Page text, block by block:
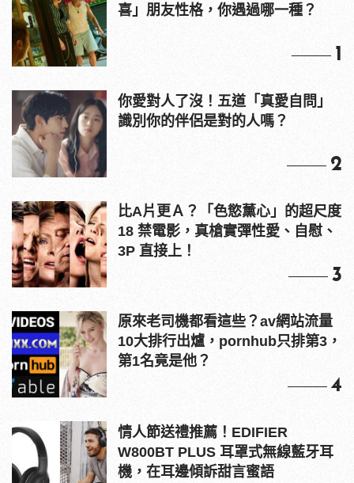
喜」朋友性格，你遇過哪一種？
1
你愛對人了沒！五道「真愛自問」
識別你的伴侶是對的人嗎？
2
比A片更Ａ？「色慾薰心」的超尺度
18 禁電影，真槍實彈性愛、自慰、
3P 直接上！
3
原來老司機都看這些？av網站流量
10大排行出爐，pornhub只排第3，
第1名竟是他？
4
情人節送禮推薦！EDIFIER
W800BT PLUS 耳罩式無線藍牙耳
機，在耳邊傾訴甜言蜜語